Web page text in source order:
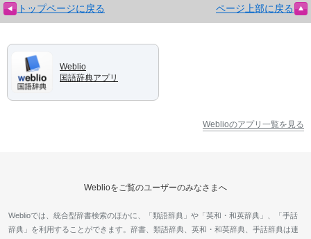
トップページに戻る ページ上部に戻る
Weblio
国語辞典アプリ
Weblioのアプリ一覧を見る
Weblioをご覧のユーザーのみなさまへ
Weblioでは、統合型辞書検索のほかに、「類語辞典」や「英和・和英辞典」、「手話
辞典」を利用することができます。辞書、類語辞典、英和・和英辞典、手話辞典は連